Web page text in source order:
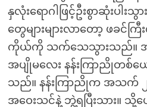
နှလုံးရောဂါဖြင့်ဦးစွာဆုံးပါး
တွေများများလာတော့ ဖခင်
ကိုယ်ကို သက်သေသွားသည်။
အပျိုမလေး နန်းကြာညိုတစ်ယ
သည်။ နန်းကြာညိုက အသက် ၂
အဝေးသင်နဲ့ ဘွဲ့ရပြီးသား။ သို့ပ